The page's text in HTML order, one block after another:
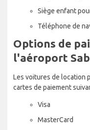
Siège enfant
Téléphone de
Options de
l'aéroport
Les voitures de location
cartes de paiement
Visa
MasterCard